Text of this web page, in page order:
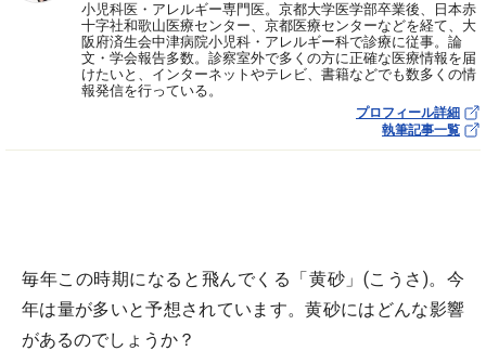
小児科医・アレルギー専門医。京都大学医学部卒業後、日本赤
十字社和歌山医療センター、京都医療センターなどを経て、大
阪府済生会中津病院小児科・アレルギー科で診療に従事。論
文・学会報告多数。診察室外で多くの方に正確な医療情報を届
けたいと、インターネットやテレビ、書籍などでも数多くの情
報発信を行っている。
プロフィール詳細
執筆記事一覧
毎年この時期になると飛んでくる「黄砂」(こうさ)。今
年は量が多いと予想されています。黄砂にはどんな影響
があるのでしょうか？